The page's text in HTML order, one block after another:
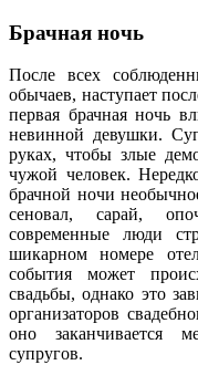
Брачная ночь
После всех
обычаев, наступает
первая брачная ночь
невинной девушки.
руках, чтобы злые
чужой человек.
брачной ночи
сеновал, сарай,
современные люди
шикарном номере
события может
свадьбы, однако это
организаторов
оно заканчивается
супругов.